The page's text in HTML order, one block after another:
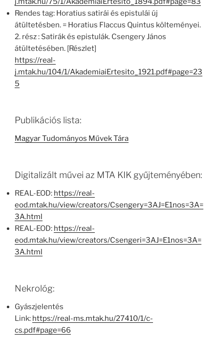
Rendes tag: Horatius satirái és epistulái új
átültetésben. = Horatius Flaccus Quintus költeményei.
2. rész : Satirák és epistulák. Csengery János
átültetésében. [Részlet]
https://real-
j.mtak.hu/104/1/AkademiaiErtesito_1921.pdf#page=23
5
Publikációs lista:
Magyar Tudományos Művek Tára
Digitalizált művei az MTA KIK gyűjteményében:
REAL-EOD: https://real-
eod.mtak.hu/view/creators/Csengery=3AJ=E1nos=3A=
3A.html
REAL-EOD: https://real-
eod.mtak.hu/view/creators/Csengeri=3AJ=E1nos=3A=
3A.html
Nekrológ:
Gyászjelentés
Link: https://real-ms.mtak.hu/27410/1/c-
cs.pdf#page=66